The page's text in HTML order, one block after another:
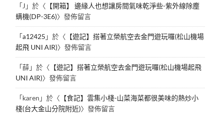
「J 」於〈 【開箱】 邊緣人也想讓房間氣味乾淨些-紫外線除塵
螨機(DP-3E6)〉發佈留言
「a12425 」於〈 【遊記】搭著立榮航空去金門遊玩囉(松山機場
起飛 UNI AIR)〉發佈留言
「薛」於〈 【遊記】搭著立榮航空去金門遊玩囉(松山機場起飛
UNI AIR)〉發佈留言
「karen 」於〈 【食記】雲集小棧-山菜海菜都很美味的熱炒小
棧(台大金山分院附近)〉發佈留言